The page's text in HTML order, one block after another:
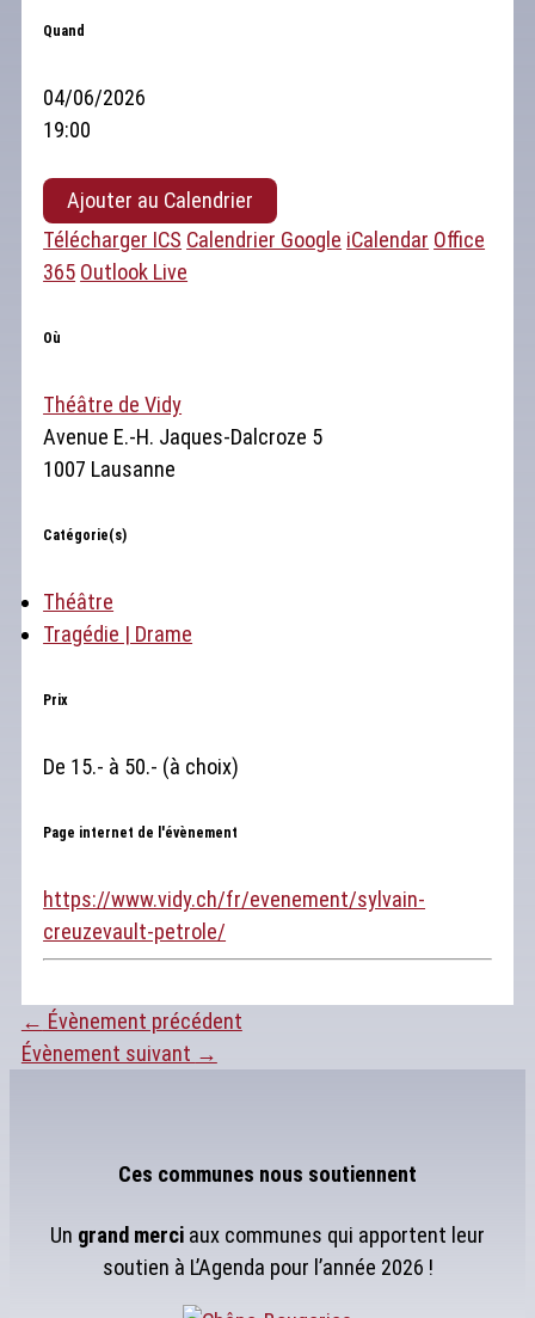
Quand
04/06/2026
19:00
Ajouter au Calendrier
Télécharger ICS Calendrier Google iCalendar Office
365 Outlook Live
Où
Théâtre de Vidy
Avenue E.-H. Jaques-Dalcroze 5
1007 Lausanne
Catégorie(s)
Théâtre
Tragédie | Drame
Prix
De 15.- à 50.- (à choix)
Page internet de l'évènement
https://www.vidy.ch/fr/evenement/sylvain-
creuzevault-petrole/
← Évènement précédent
Évènement suivant →
Ces communes nous soutiennent
Un grand merci aux communes qui apportent leur
soutien à L’Agenda pour l’année 2026 !